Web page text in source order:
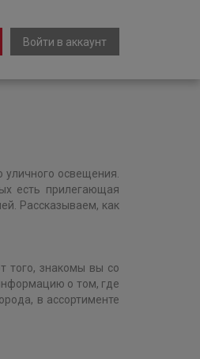
Войти в аккаунт
освещения.
есть прилегающая
Рассказываем, как
того, знакомы вы со
о том, где
в ассортименте